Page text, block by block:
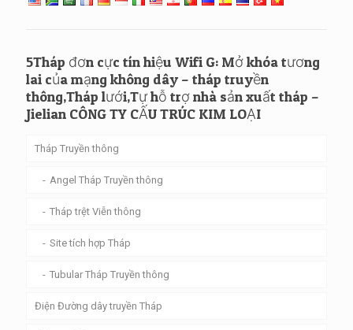
5Tháp đơn cực tín hiệu Wifi G: Mở khóa tương
lai của mạng không dây – tháp truyền
thông,Tháp lưới,Tự hỗ trợ nhà sản xuất tháp –
Jielian CÔNG TY CẤU TRÚC KIM LOẠI
Tháp Truyền thông
Angel Tháp Truyền thông
Tháp trệt Viễn thông
Site tích hợp Tháp
Tubular Tháp Truyền thông
Điện Đường dây truyền Tháp